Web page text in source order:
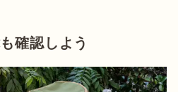
確認しよう